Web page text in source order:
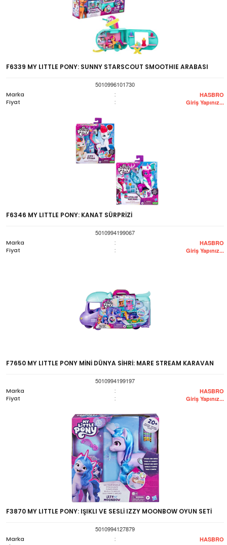
F6339 MY LITTLE PONY: SUNNY STARSCOUT SMOOTHIE ARABASI
5010996101730
Marka
: HASBRO
Fiyat : Giriş Yapınız...
F6346 MY LITTLE PONY: KANAT SÜRPRİZİ
5010994199067
Marka
: HASBRO
Fiyat : Giriş Yapınız...
F7650 MY LITTLE PONY MİNİ DÜNYA SİHRİ: MARE STREAM KARAVAN
5010994199197
Marka
: HASBRO
Fiyat : Giriş Yapınız...
F3870 MY LITTLE PONY: IŞIKLI VE SESLİ IZZY MOONBOW OYUN SETİ
5010994127879
Marka
: HASBRO